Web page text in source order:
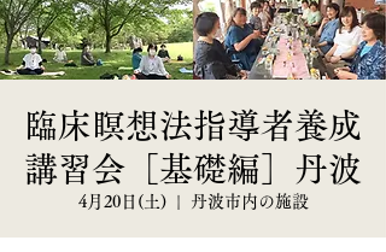
臨床瞑想法指導者養成
講習会［基礎編］丹波
4月20日(土)
  |
丹波市内の施設